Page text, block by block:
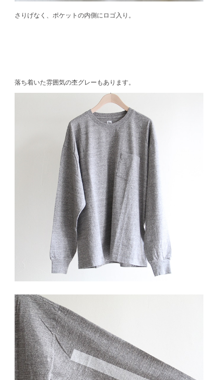
さりげなく、ポケットの内側にロゴ入り。
落ち着いた雰囲気の杢グレーもあります。